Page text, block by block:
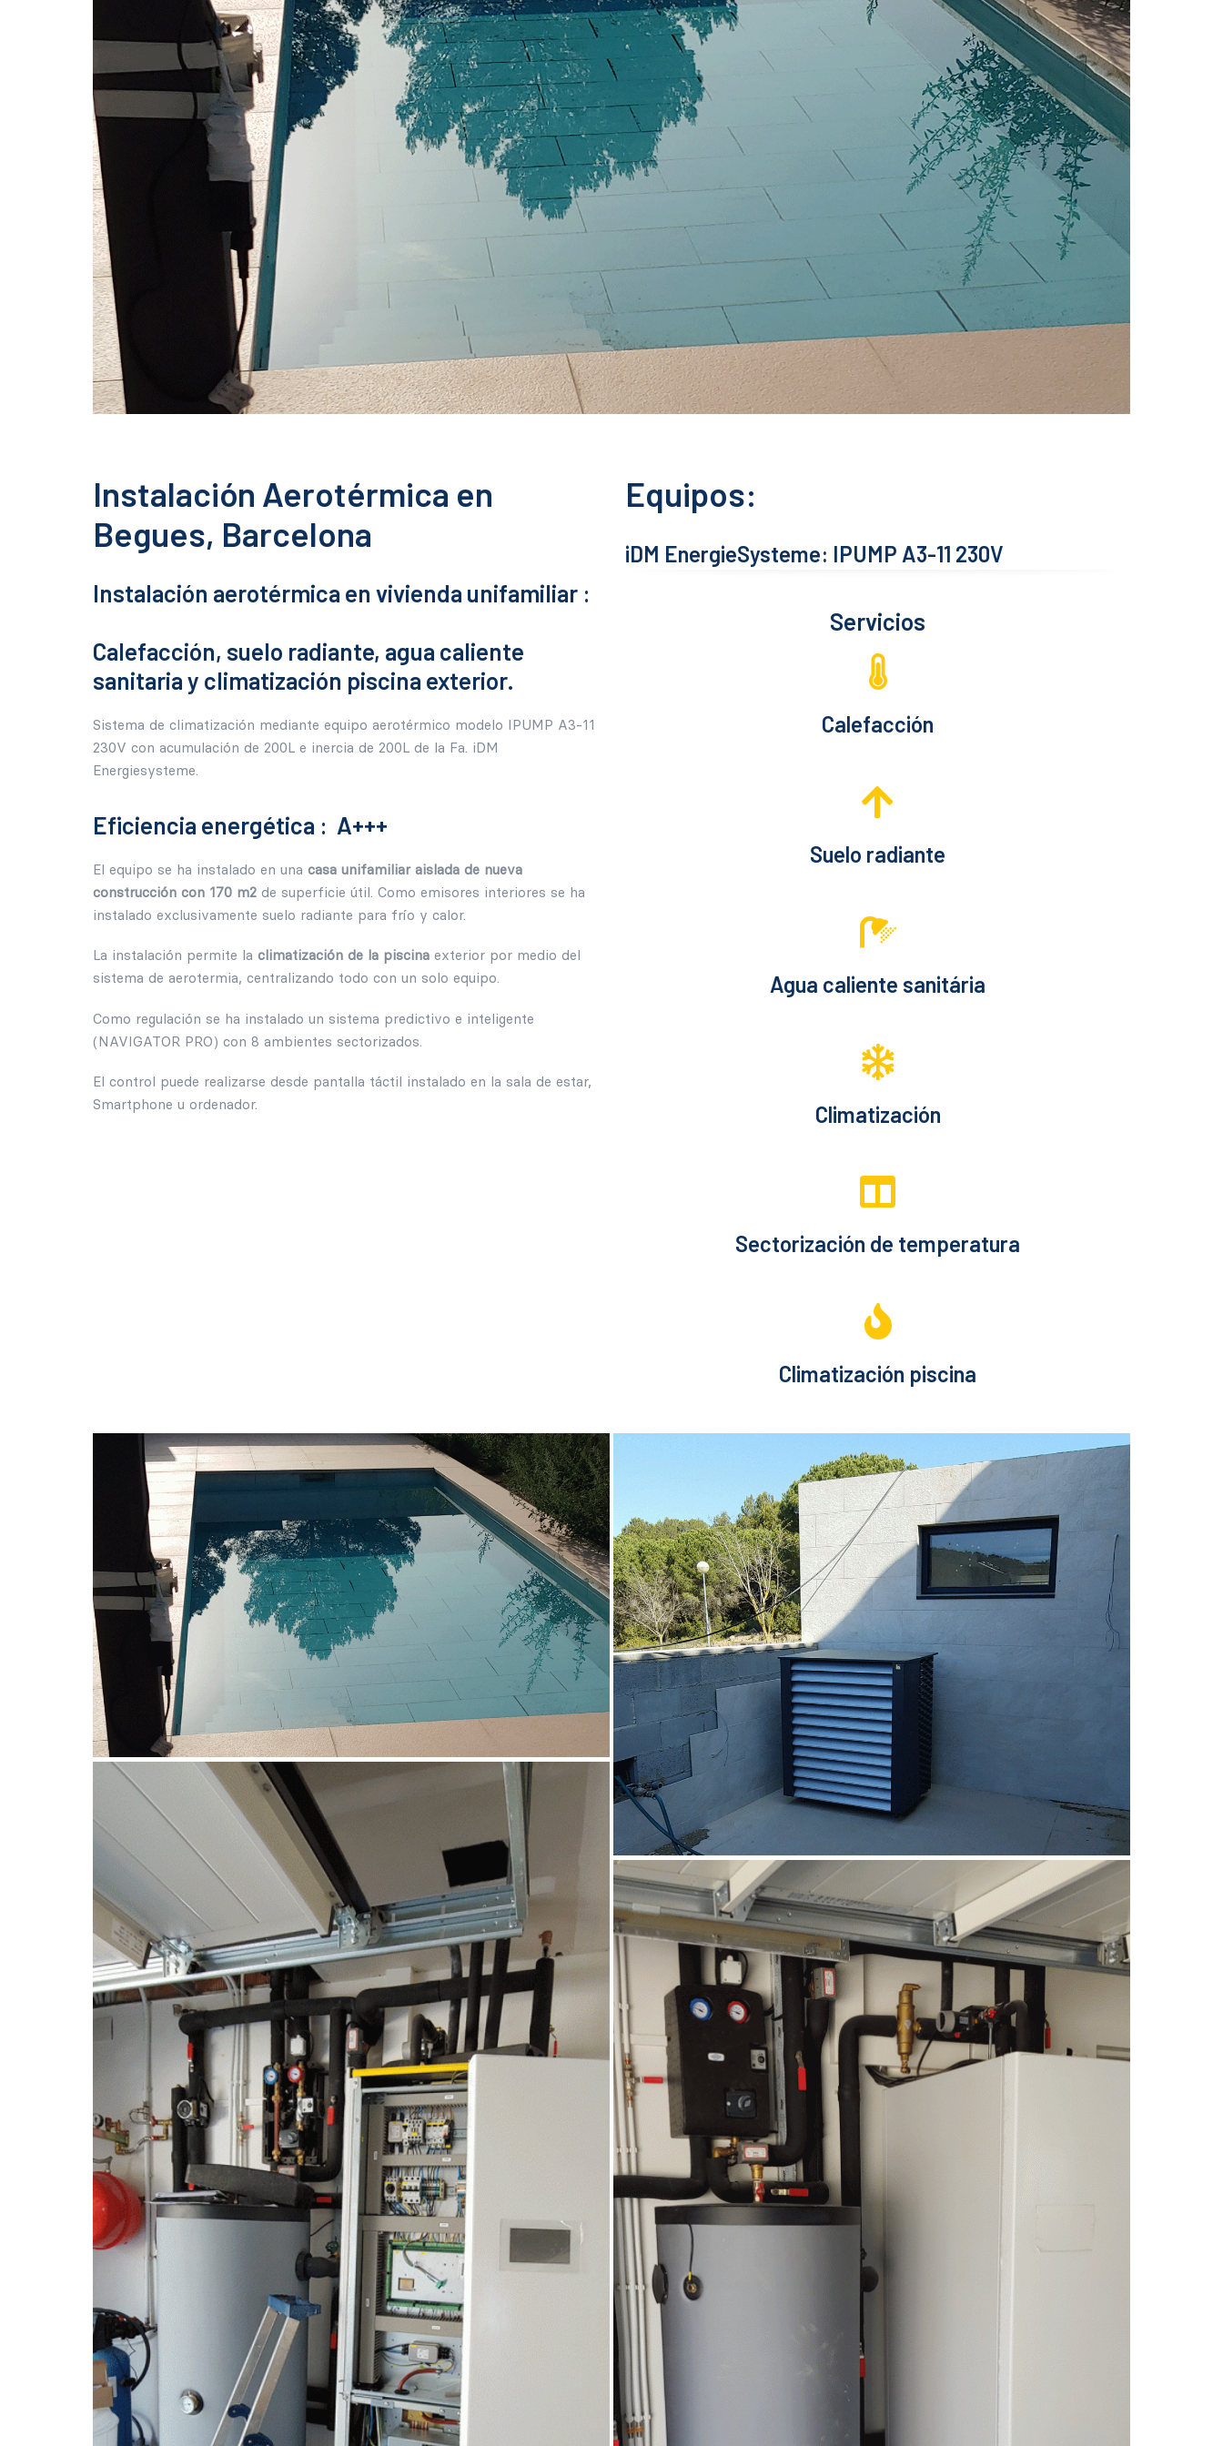
Instalación Aerotérmica en
Begues, Barcelona
Instalación aerotérmica en vivienda unifamiliar :
Calefacción, suelo radiante, agua caliente
sanitaria y climatización piscina exterior.
Sistema de climatización mediante equipo aerotérmico modelo IPUMP A3-11
230V con acumulación de 200L e inercia de 200L de la Fa. iDM
Energiesysteme.
Eficiencia energética : A+++
El equipo se ha instalado en una casa unifamiliar aislada de nueva
construcción con 170 m2 de superficie útil. Como emisores interiores se ha
instalado exclusivamente suelo radiante para frío y calor.
La instalación permite la climatización de la piscina exterior por medio del
sistema de aerotermia, centralizando todo con un solo equipo.
Como regulación se ha instalado un sistema predictivo e inteligente
(NAVIGATOR PRO) con 8 ambientes sectorizados.
El control puede realizarse desde pantalla táctil instalado en la sala de estar,
Smartphone u ordenador.
Equipos:
iDM EnergieSysteme: IPUMP A3-11 230V
Servicios
Calefacción
Suelo radiante
Agua caliente sanitária
Climatización
Sectorización de temperatura
Climatización piscina